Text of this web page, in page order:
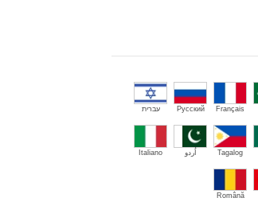
Français
Русский עברית
Tagalog اُردو Italiano
Română